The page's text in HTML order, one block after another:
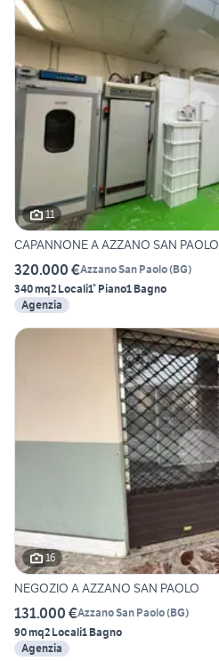
11
CAPANNONE A AZZANO SAN PAOLO
320.000 €Azzano San Paolo(BG)
340 mq2 Locali1° Piano1 Bagno
Agenzia
16
NEGOZIO A AZZANO SAN PAOLO
131.000 €Azzano San Paolo(BG)
90 mq2 Locali1 Bagno
Agenzia